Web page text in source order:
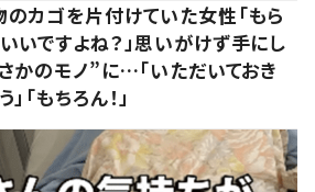
カゴを片付けていた女性「もら
いですよね？」思いがけず手にし
かのモノ”に…「いただいておき
」「もちろん！」